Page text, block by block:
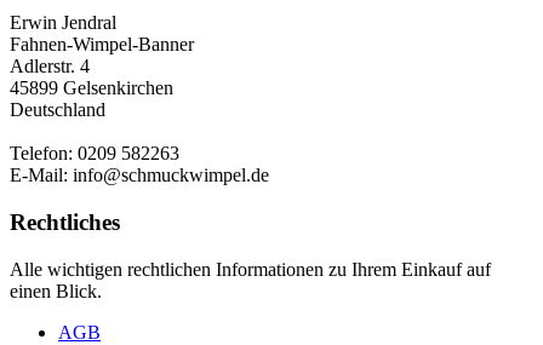
Erwin Jendral
Fahnen-Wimpel-Banner
Adlerstr. 4
45899 Gelsenkirchen
Deutschland
Telefon: 0209 582263
E-Mail: info@schmuckwimpel.de
Rechtliches
Alle wichtigen rechtlichen Informationen zu Ihrem Einkauf auf
einen Blick.
AGB